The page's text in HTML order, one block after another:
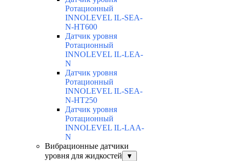
Ротационный
INNOLEVEL IL-SEA-
N-HT600
Датчик уровня
Ротационный
INNOLEVEL IL-LEA-
N
Датчик уровня
Ротационный
INNOLEVEL IL-SEA-
N-HT250
Датчик уровня
Ротационный
INNOLEVEL IL-LAA-
N
Вибрационные датчики
уровня для жидкостей
▼